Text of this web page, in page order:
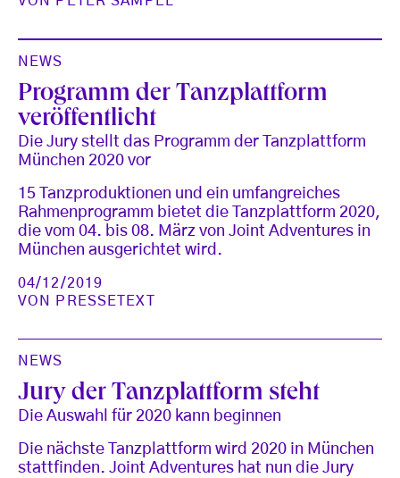
NEWS
Programm der Tanzplattform
veröffentlicht
Die Jury stellt das Programm der Tanzplattform
München 2020 vor
15 Tanzproduktionen und ein umfangreiches
Rahmenprogramm bietet die Tanzplattform 2020,
die vom 04. bis 08. März von Joint Adventures in
München ausgerichtet wird.
04/12/2019
VON
PRESSETEXT
NEWS
Jury der Tanzplattform steht
Die Auswahl für 2020 kann beginnen
Die nächste Tanzplattform wird 2020 in München
stattfinden. Joint Adventures hat nun die Jury